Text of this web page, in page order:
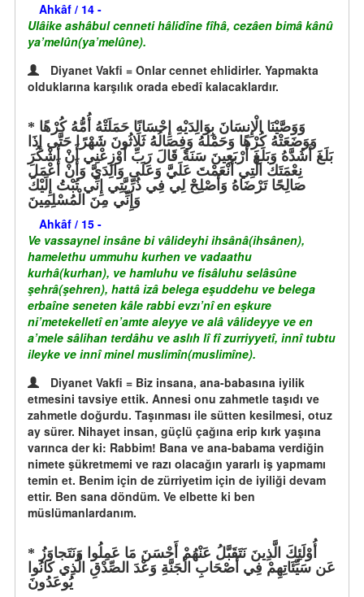
Ahkâf / 14 -
Ulâike ashâbul cenneti hâlidîne fîhâ, cezâen bimâ kânû
ya’melûn(ya’melûne).
Diyanet Vakfi = Onlar cennet ehlidirler. Yapmakta
olduklarına karşılık orada ebedî kalacaklardır.
وَوَضَعَتْهُ كُرْهًا وَحَمْلُهُ وَفِصَالُهُ ثَلَاثُونَ شَهْرًا حَتَّى إِذَا
بَلَغَ أَشُدَّهُ وَبَلَغَ أَرْبَعِينَ سَنَةً قَالَ رَبِّ أَوْزِعْنِي أَنْ أَشْكُرَ
نِعْمَتَكَ الَّتِي أَنْعَمْتَ عَلَيَّ وَعَلَى وَالِدَيَّ وَأَنْ أَعْمَلَ
صَالِحًا تَرْضَاهُ وَأَصْلِحْ لِي فِي ذُرِّيَّتِي إِنِّي تُبْتُ إِلَيْكَ
وَإِنِّي مِنَ الْمُسْلِمِينَ
Ahkâf / 15 -
Ve vassaynel insâne bi vâlideyhi ihsânâ(ihsânen),
hamelethu ummuhu kurhen ve vadaathu
kurhâ(kurhan), ve hamluhu ve fisâluhu selâsûne
şehrâ(şehren), hattâ izâ belega eşuddehu ve belega
erbaîne seneten kâle rabbi evzı’nî en eşkure
ni’metekelletî en’amte aleyye ve alâ vâlideyye ve en
a’mele sâlihan terdâhu ve aslıh lî fî zurriyyetî, innî tubtu
ileyke ve innî minel muslimîn(muslimîne).
Diyanet Vakfi = Biz insana, ana-babasına iyilik
etmesini tavsiye ettik. Annesi onu zahmetle taşıdı ve
zahmetle doğurdu. Taşınması ile sütten kesilmesi, otuz
ay sürer. Nihayet insan, güçlü çağına erip kırk yaşına
varınca der ki: Rabbim! Bana ve ana-babama verdiğin
nimete şükretmemi ve razı olacağın yararlı iş yapmamı
temin et. Benim için de zürriyetim için de iyiliği devam
ettir. Ben sana döndüm. Ve elbette ki ben
müslümanlardanım.
عَن سَيِّئَاتِهِمْ فِي أَصْحَابِ الْجَنَّةِ وَعْدَ الصِّدْقِ الَّذِي كَانُوا
يُوعَدُونَ